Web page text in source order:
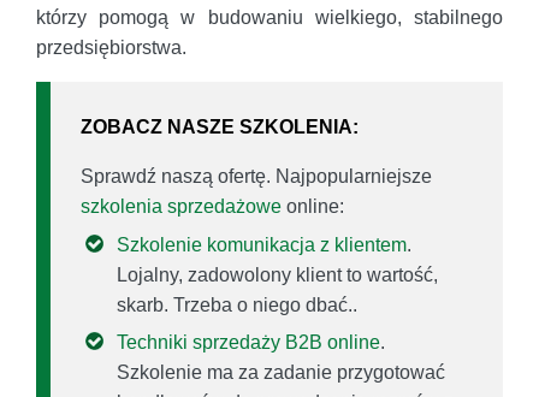
którzy pomogą w budowaniu wielkiego, stabilnego
przedsiębiorstwa.
ZOBACZ NASZE SZKOLENIA:
Sprawdź naszą ofertę. Najpopularniejsze
szkolenia sprzedażowe online:
Szkolenie komunikacja z klientem.
Lojalny, zadowolony klient to wartość,
skarb. Trzeba o niego dbać..
Techniki sprzedaży B2B online.
Szkolenie ma za zadanie przygotować